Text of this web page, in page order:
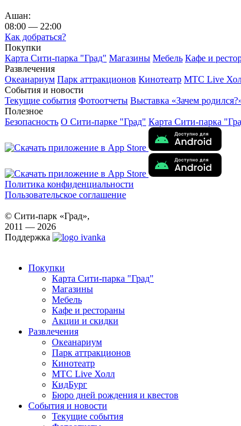
Ашан:
08:00 — 22:00
Как добраться?
Покупки
Карта Сити-парка "Град" Магазины Мебель Кафе и
Развлечения
Океанариум Парк аттракционов Кинотеатр МТС Live
События и новости
Текущие события Фотоотчеты Выставка «Зачем
Полезное
Безопасность О Сити-парке "Град" Карта Сити-парка
Политика конфиденциальности
Пользовательское соглашение
© Сити-парк «Град»,
2011 — 2026
Поддержка
Покупки
Карта Сити-парка "Град"
Магазины
Мебель
Кафе и рестораны
Акции и скидки
Развлечения
Океанариум
Парк аттракционов
Кинотеатр
МТС Live Холл
КидБург
Бюро дней рождения и квестов
События и новости
Текущие события